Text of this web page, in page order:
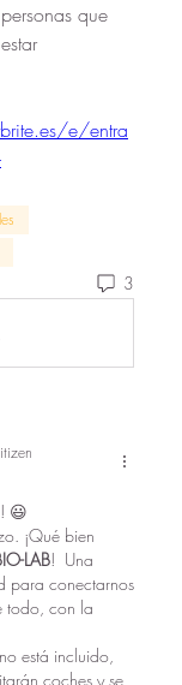
que
e/entra
3
! 😃
¡Qué bien
LAB!  Una
para conectarnos
todo, con la
está incluido,
coches y se